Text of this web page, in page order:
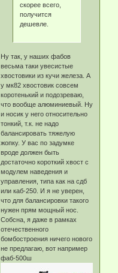
скорее всего,
получится
дешевле.
Ну так, у наших фабов
весьма таки увесистые
хвостовики из кучи железа. А
у мк82 хвостовик совсем
коротенький и подозреваю,
что вообще алюминиевый. Ну
и носик у него относительно
тонкий, т.к. не надо
балансировать тяжелую
жопку. У вас по задумке
вроде должен быть
достаточно короткий хвост с
модулем наведения и
управления, типа как на сдб
или каб-250. И я не уверен,
что для балансировки такого
нужен прям мощный нос.
Собсна, я даже в рамках
отечественного
бомбостроения ничего нового
не предлагаю, вот например
фаб-500ш